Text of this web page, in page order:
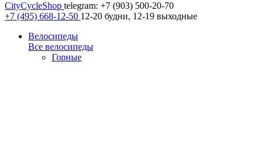
CityCycleShop telegram: +7 (903) 500-20-70
+7 (495) 668-12-50 12-20 будни, 12-19 выходные
Велосипеды
Все велосипеды
Горные